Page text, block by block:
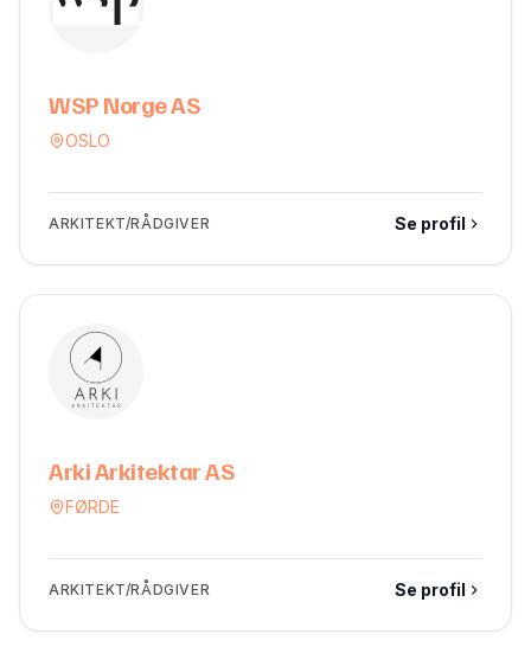
WSP Norge AS
OSLO
ARKITEKT/RÅDGIVER Se profil
Arki Arkitektar AS
FØRDE
ARKITEKT/RÅDGIVER Se profil